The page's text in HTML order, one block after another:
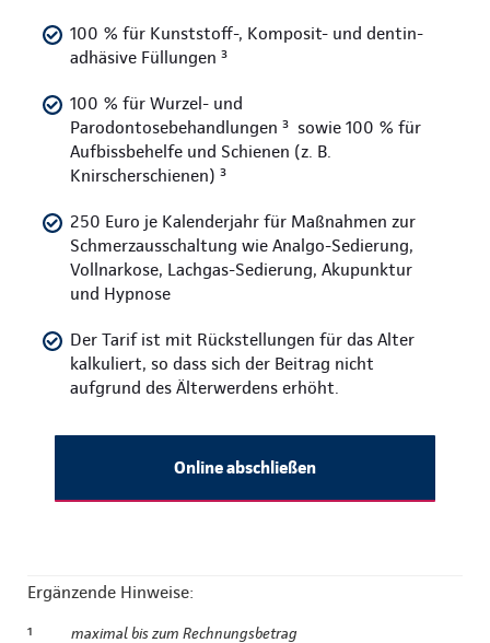
100 % für Kunststoff-, Komposit- und dentin-
adhäsive Füllungen ³
100 % für Wurzel- und
Parodontosebehandlungen ³ sowie 100 % für
Aufbissbehelfe und Schienen (z. B.
Knirscherschienen) ³
250 Euro je Kalenderjahr für Maßnahmen zur
Schmerzausschaltung wie Analgo-Sedierung,
Vollnarkose, Lachgas-Sedierung, Akupunktur
und Hypnose
Der Tarif ist mit Rückstellungen für das Alter
kalkuliert, so dass sich der Beitrag nicht
aufgrund des Älterwerdens erhöht.
Online abschließen
Ergänzende Hinweise:
¹ maximal bis zum Rechnungsbetrag